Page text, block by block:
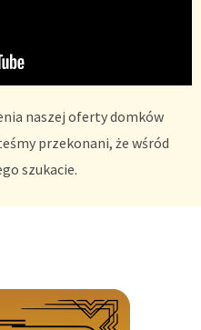
naszej oferty domków
przekonani, że wśród
szukacie.